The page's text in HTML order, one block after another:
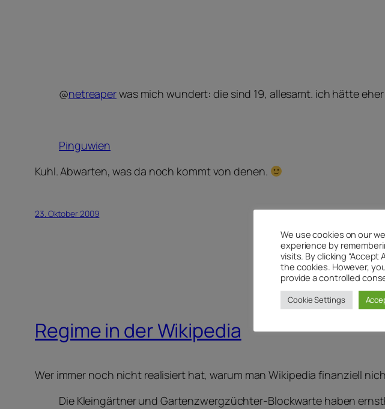
@netreaperwas mich wundert: die sind 19, allesamt. ich hätte
Pinguwien
Kuhl. Abwarten, was da noch kommt von denen.
23. Oktober 2009
Regime in der Wikipedia
Wer immer noch nicht realisiert hat, warum man Wikipedia finanziell
Die Kleingärtner und Gartenzwergzüchter-Blockwarte haben
We use cookies on our
experience by
visits. By clicking “Accept
the cookies. However,
provide a controlled
Cookie Settings